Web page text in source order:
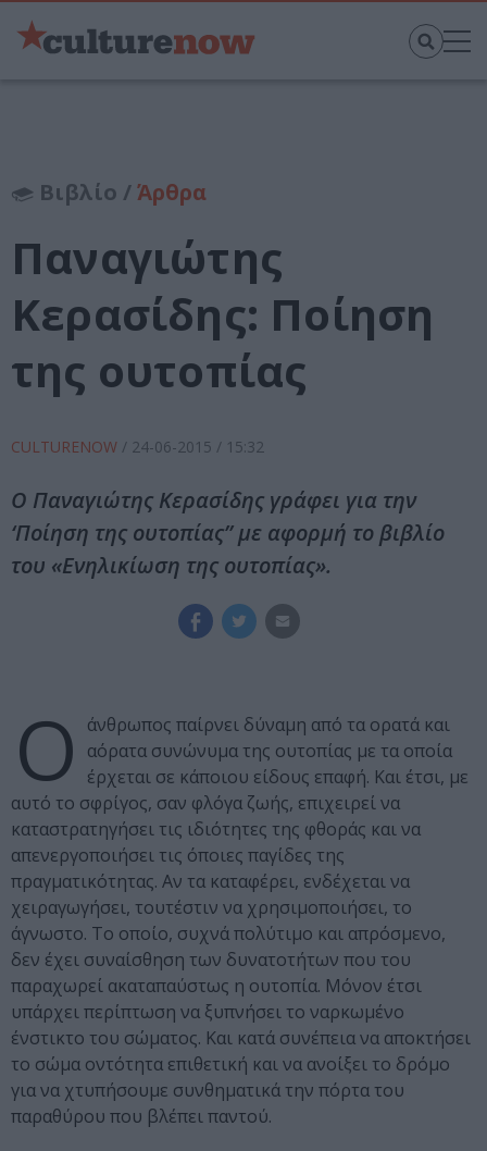
Βιβλίο /Άρθρα
Παναγιώτης
Κερασίδης: Ποίηση
της ουτοπίας
CULTURENOW / 24-06-2015 / 15:32
Ο Παναγιώτης Κερασίδης γράφει για την
‘Ποίηση της ουτοπίας” με αφορμή το βιβλίο
του «Ενηλικίωση της ουτοπίας».
Ο
άνθρωπος παίρνει δύναμη από τα ορατά και
αόρατα συνώνυμα της ουτοπίας με τα οποία
έρχεται σε κάποιου είδους επαφή. Και έτσι, με
αυτό το σφρίγος, σαν φλόγα ζωής, επιχειρεί να
καταστρατηγήσει τις ιδιότητες της φθοράς και να
απενεργοποιήσει τις όποιες παγίδες της
πραγματικότητας. Αν τα καταφέρει, ενδέχεται να
χειραγωγήσει, τουτέστιν να χρησιμοποιήσει, το
άγνωστο. Το οποίο, συχνά πολύτιμο και απρόσμενο,
δεν έχει συναίσθηση των δυνατοτήτων που του
παραχωρεί ακαταπαύστως η ουτοπία. Μόνον έτσι
υπάρχει περίπτωση να ξυπνήσει το ναρκωμένο
ένστικτο του σώματος. Και κατά συνέπεια να αποκτήσει
το σώμα οντότητα επιθετική και να ανοίξει το δρόμο
για να χτυπήσουμε συνθηματικά την πόρτα του
παραθύρου που βλέπει παντού.